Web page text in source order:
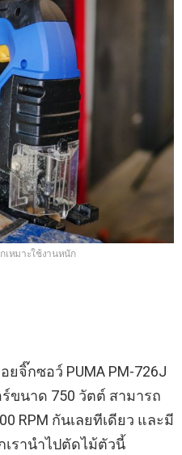
เหมาะใช้งานหนัก
จิ๊กซอว์ PUMA PM-726J
ขนาด 750 วัตต์ สามารถ
RPM กันเลยทีเดียว และมี
เรานำไปตัดไม้ตัวนี้